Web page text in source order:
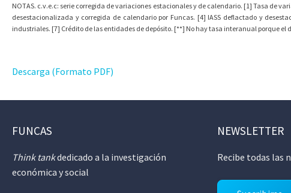
NOTAS. c.v.e.c: serie corregida de variaciones estacionales y de calendario. [1] Tasa de
desestacionalizada y corregida de calendario por Funcas. [4] IASS deflactado y
industriales. [7] Crédito de las entidades de depósito. [**] No hay tasa interanual porque el
Descarga (Formato PDF)
FUNCAS
Think tankdedicado a la investigación
económica y social
NEWSLETTER
Recibe todas las